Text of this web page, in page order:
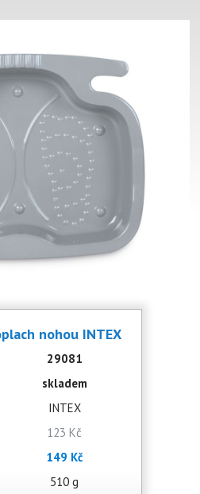
nohou INTEX
29081
skladem
INTEX
123 Kč
149 Kč
510 g